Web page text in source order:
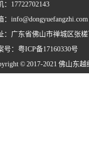
：17722702143
：info@dongyuefangzhi.com
：广东省佛山市禅城区张
号： 粤ICP备17160330号
© 2017-2021 佛山东